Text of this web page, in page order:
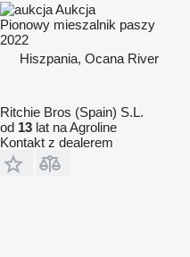
Aukcja
Pionowy mieszalnik paszy
2022
Hiszpania, Ocana River
Ritchie Bros (Spain) S.L.
od 13 lat na Agroline
Kontakt z dealerem